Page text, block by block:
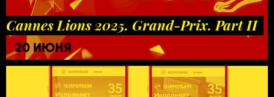
Cannes Lions 2025. Grand-Prix. Part II
20 ИЮНЯ